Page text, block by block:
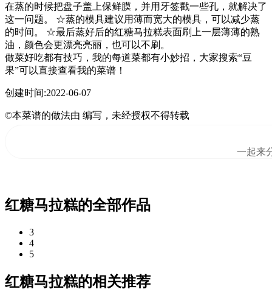
在蒸的时候把盘子盖上保鲜膜，并用牙签戳一些孔，就解决了
这一问题。 ☆蒸的模具建议用薄而宽大的模具，可以减少蒸
的时间。 ☆最后蒸好后的红糖马拉糕表面刷上一层薄薄的熟
油，颜色会更漂亮亮丽，也可以不刷。
做菜好吃都有技巧，我的每道菜都有小妙招，大家搜索“豆
果”可以直接查看我的菜谱！
创建时间:2022-06-07
©本菜谱的做法由 编写，未经授权不得转载
一起来
红糖马拉糕的全部作品
3
4
5
红糖马拉糕的相关推荐